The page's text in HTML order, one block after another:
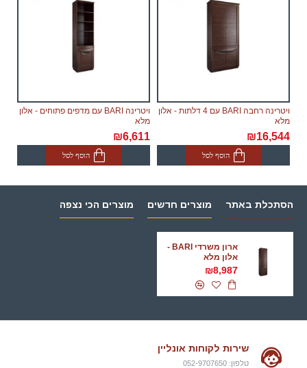
ויטרינה רחבה BARI עם 4 דלתות - אלון
מלא
₪16,544
הוסף לסל
ויטרינה BARI עם מדפים פתוחים - אלון
מלא
₪6,611
הוסף לסל
הסתכלת באתר מוצרים חדשים מוצרים הכי נצפה
ארון משרדי BARI -
אלון מלא
₪8,987
שירות לקוחות אונליין
טלפון: 052-9707650